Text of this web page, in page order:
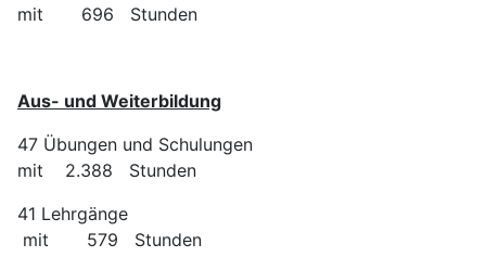
mit 696 Stunden
Aus- und Weiterbildung
47 Übungen und Schulungen
mit 2.388 Stunden
41 Lehrgänge
mit 579 Stunden